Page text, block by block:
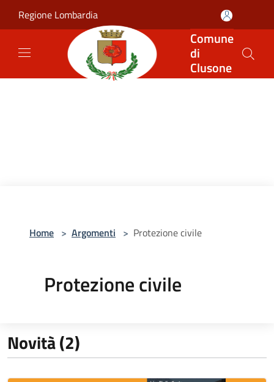
Regione Lombardia
Comune
di
Clusone
Home > Argomenti > Protezione civile
Protezione civile
Novità (2)